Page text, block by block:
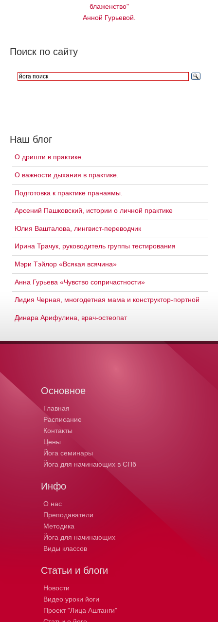
блаженство"
Анной Гурьевой.
Поиск по сайту
Наш блог
О дришти в практике.
О важности дыхания в практике.
Подготовка к практике пранаямы.
Арсений Пашковский, истории о личной практике
Юлия Вашталова, лингвист-переводчик
Ирина Трачук, руководитель группы тестирования
Мэри Тэйлор «Всякая всячина»
Анна Гурьева «Чувство сопричастности»
Лидия Черная, многодетная мама и конструктор-портной
Динара Арифулина, врач-остеопат
Основное
Главная
Расписание
Контакты
Цены
Йога семинары
Йога для начинающих в СПб
Инфо
О нас
Преподаватели
Методика
Йога для начинающих
Виды классов
Статьи и блоги
Новости
Видео уроки йоги
Проект "Лица Аштанги"